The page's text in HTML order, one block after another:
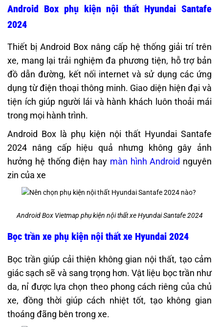
Android Box phụ kiện nội thất Hyundai Santafe
2024
Thiết bị Android Box nâng cấp hệ thống giải trí trên
xe, mang lại trải nghiệm đa phương tiện, hỗ trợ bản
đồ dẫn đường, kết nối internet và sử dụng các ứng
dụng từ điện thoại thông minh. Giao diện hiện đại và
tiện ích giúp người lái và hành khách luôn thoải mái
trong mọi hành trình.
Android Box là phụ kiện nội thất Hyundai Santafe
2024 nâng cấp hiệu quả nhưng không gây ảnh
hưởng hệ thống điện hay màn hình Android nguyên
zin của xe
Android Box Vietmap phụ kiện nội thất xe Hyundai Santafe 2024
Bọc trần xe phụ kiện nội thất xe Hyundai 2024
Bọc trần giúp cải thiện không gian nội thất, tạo cảm
giác sạch sẽ và sang trọng hơn. Vật liệu bọc trần như
da, nỉ được lựa chọn theo phong cách riêng của chủ
xe, đồng thời giúp cách nhiệt tốt, tạo không gian
thoáng đãng bên trong xe.